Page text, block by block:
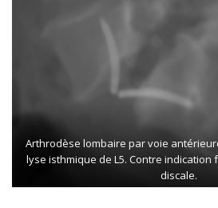
Arthrodèse lombaire par voie
lyse isthmique de L5. Contre
discale.